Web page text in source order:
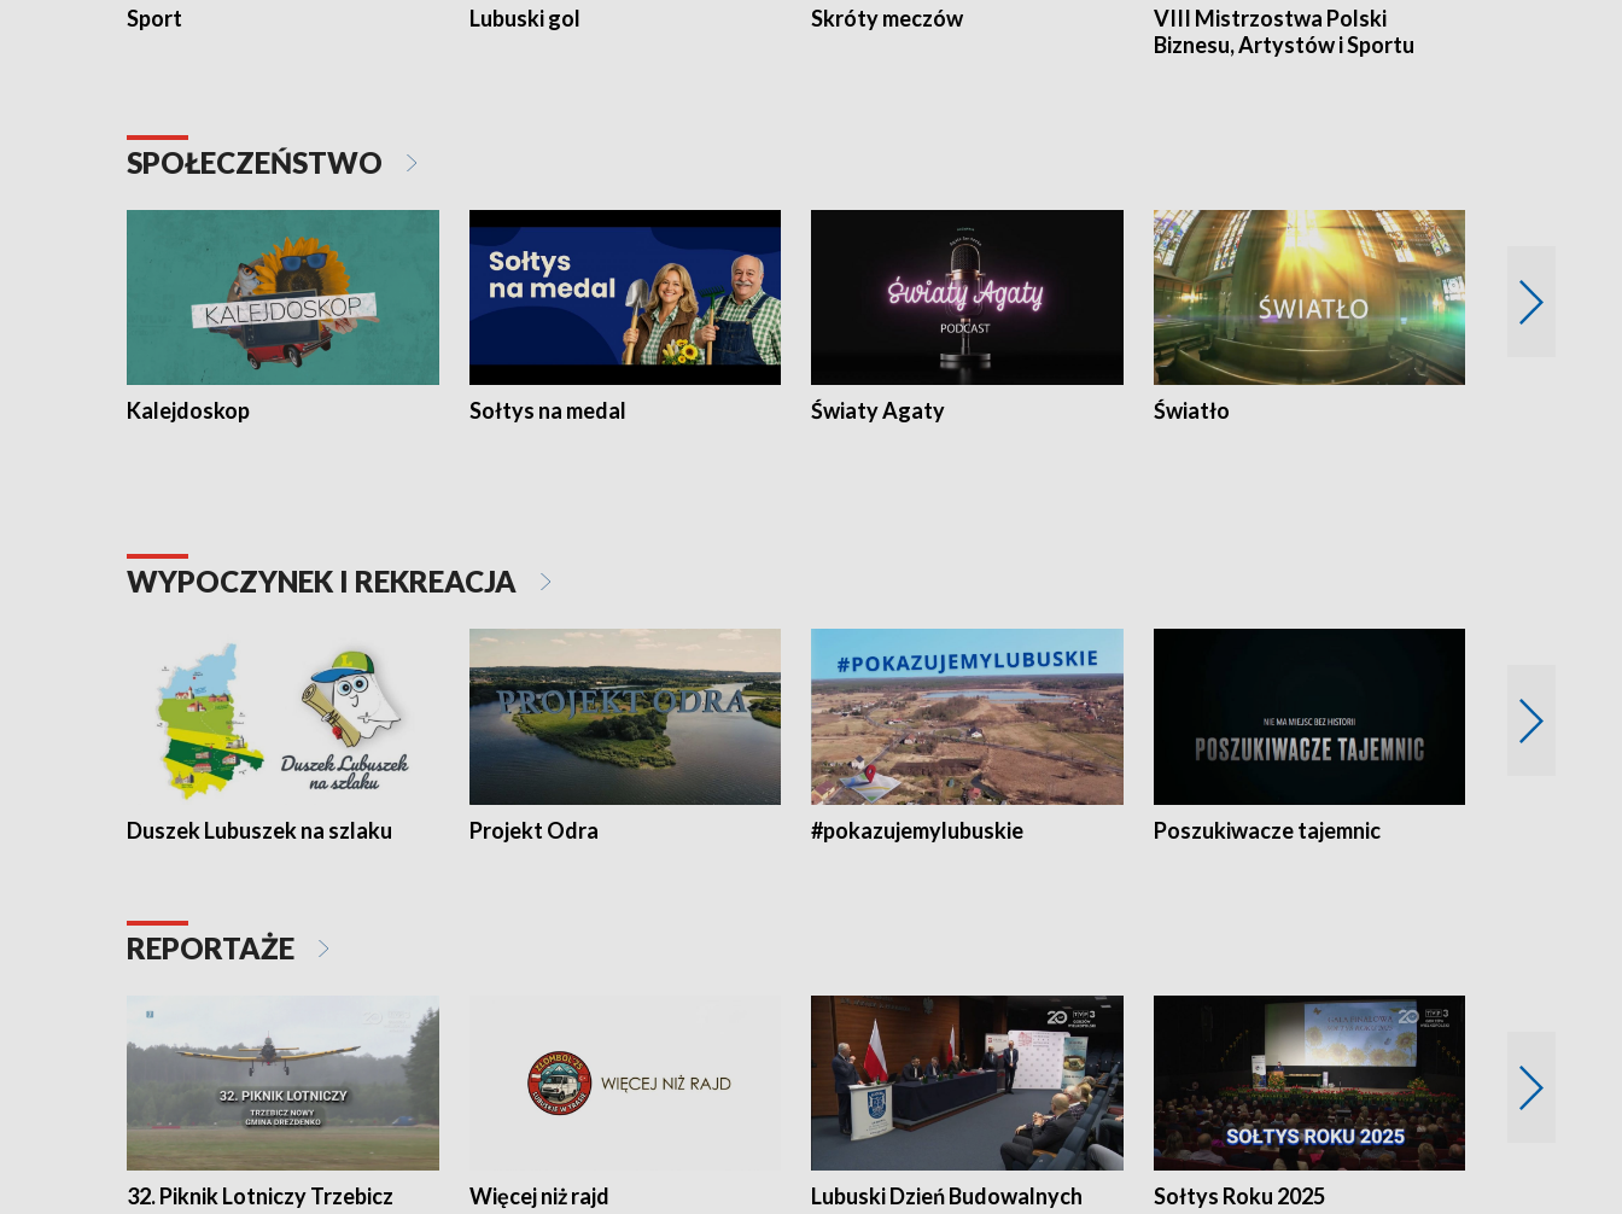
Sport Lubuski gol Skróty meczów
VIII Mistrzostwa Polski
Biznesu, Artystów i Sportu
SPOŁECZEŃSTWO
Kalejdoskop Sołtys na medal Światy Agaty Światło
WYPOCZYNEK I REKREACJA
Duszek Lubuszek na szlaku Projekt Odra #pokazujemylubuskie Poszukiwacze tajemnic
REPORTAŻE
32. Piknik Lotniczy Trzebicz
Więcej niż rajd Lubuski Dzień Budowalnych Sołtys Roku 2025